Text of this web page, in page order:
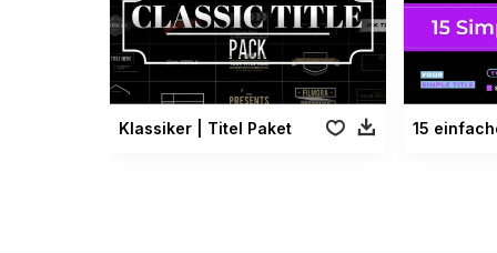
Klassiker | Titel Paket